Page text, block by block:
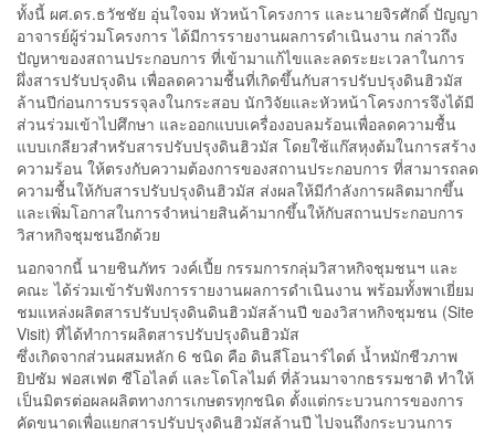
ทั้งนี้ ผศ.ดร.ธวัชชัย อุ่นใจจม หัวหน้าโครงการ และนายจิรศักดิ์ ปัญญา
อาจารย์ผู้ร่วมโครงการ ได้มีการรายงานผลการดำเนินงาน กล่าวถึง
ปัญหาของสถานประกอบการ ที่เข้ามาแก้ไขและลดระยะเวลาในการ
ผึ่งสารปรับปรุงดิน เพื่อลดความชื้นที่เกิดขึ้นกับสารปรับปรุงดินฮิวมัส
ล้านปีก่อนการบรรจุลงในกระสอบ นักวิจัยและหัวหน้าโครงการจึงได้มี
ส่วนร่วมเข้าไปศึกษา และออกแบบเครื่องอบลมร้อนเพื่อลดความชื้น
แบบเกลียวสำหรับสารปรับปรุงดินฮิวมัส โดยใช้แก๊สหุงต้มในการสร้าง
ความร้อน ให้ตรงกับความต้องการของสถานประกอบการ ที่สามารถลด
ความชื้นให้กับสารปรับปรุงดินฮิวมัส ส่งผลให้มีกำลังการผลิตมากขึ้น
และเพิ่มโอกาสในการจำหน่ายสินค้ามากขึ้นให้กับสถานประกอบการ
วิสาหกิจชุมชนอีกด้วย
นอกจากนี้ นายชินภัทร วงค์เปี้ย กรรมการกลุ่มวิสาหกิจชุมชนฯ และ
คณะ ได้ร่วมเข้ารับฟังการรายงานผลการดำเนินงาน พร้อมทั้งพาเยี่ยม
ชมแหล่งผลิตสารปรับปรุงดินดินฮิวมัสล้านปี ของวิสาหกิจชุมชน (Site
Visit) ที่ได้ทำการผลิตสารปรับปรุงดินฮิวมัส
ซึ่งเกิดจากส่วนผสมหลัก 6 ชนิด คือ ดินลีโอนาร์ไดต์ น้ำหมักชีวภาพ
ยิปซัม ฟอสเฟต ซีโอไลต์ และโดโลไมต์ ที่ล้วนมาจากธรรมชาติ ทำให้
เป็นมิตรต่อผลผลิตทางการเกษตรทุกชนิด ตั้งแต่กระบวนการของการ
คัดขนาดเพื่อแยกสารปรับปรุงดินฮิวมัสล้านปี ไปจนถึงกระบวนการ